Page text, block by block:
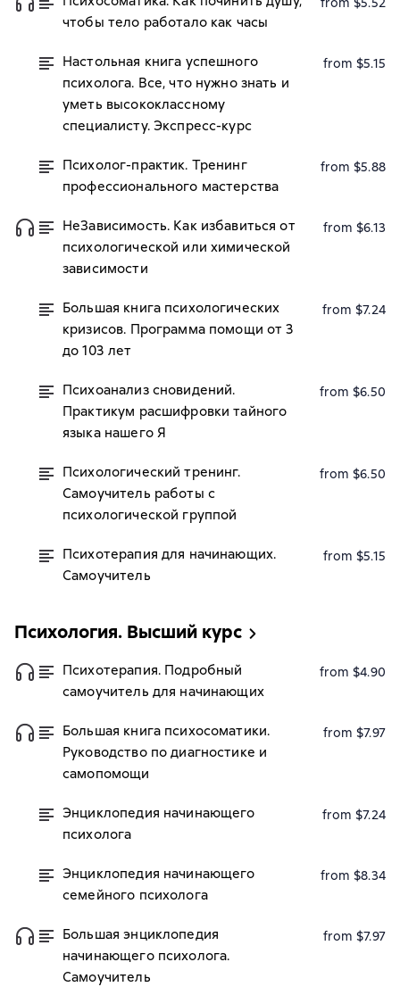
чтобы тело работало как часы
Настольная книга успешного
психолога. Все, что нужно знать и
уметь высококлассному
специалисту. Экспресс-курс
from $5.15
Психолог-практик. Тренинг
профессионального мастерства
from $5.88
НеЗависимость. Как избавиться от
психологической или химической
зависимости
from $6.13
Большая книга психологических
кризисов. Программа помощи от 3
до 103 лет
from $7.24
Психоанализ сновидений.
Практикум расшифровки тайного
языка нашего Я
from $6.50
Психологический тренинг.
Самоучитель работы с
психологической группой
from $6.50
Психотерапия для начинающих.
Самоучитель
from $5.15
Психология. Высший курс
Психотерапия. Подробный
самоучитель для начинающих
from $4.90
Большая книга психосоматики.
Руководство по диагностике и
самопомощи
from $7.97
Энциклопедия начинающего
психолога
from $7.24
Энциклопедия начинающего
семейного психолога
from $8.34
Большая энциклопедия
начинающего психолога.
Самоучитель
from $7.97